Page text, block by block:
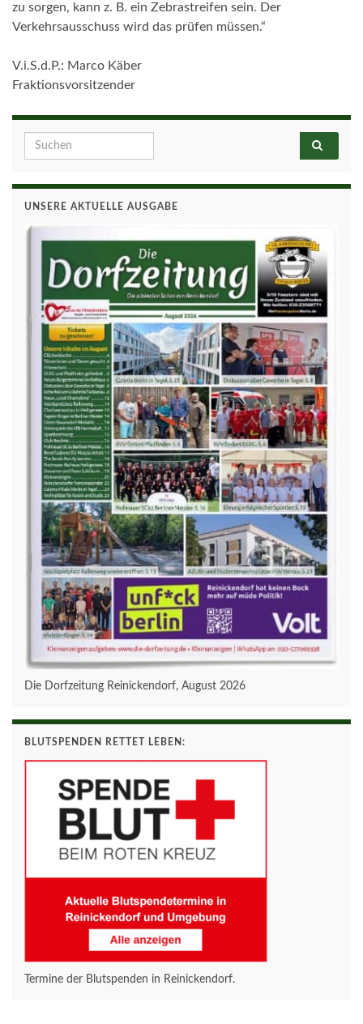
zu sorgen, kann z. B. ein Zebrastreifen sein. Der
Verkehrsausschuss wird das prüfen müssen.“
V.i.S.d.P.: Marco Käber
Fraktionsvorsitzender
Search for:
UNSERE AKTUELLE AUSGABE
Die Dorfzeitung Reinickendorf, August 2026
BLUTSPENDEN RETTET LEBEN:
Termine der Blutspenden in Reinickendorf.